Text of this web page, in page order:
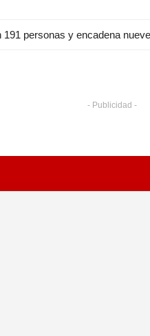
191 personas y encadena
- Publicidad -